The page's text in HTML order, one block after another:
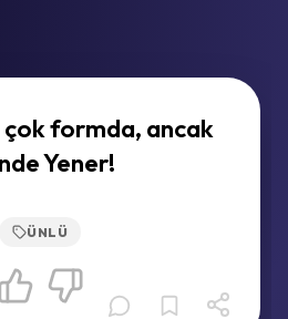
çok formda, ancak
Yener!
ÜNLÜ